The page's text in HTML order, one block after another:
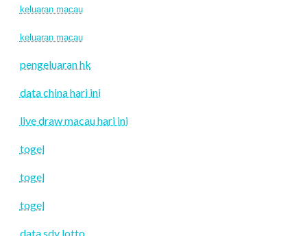
keluaran macau
keluaran macau
pengeluaran hk
data china hari ini
live draw macau hari ini
togel
togel
togel
data sdy lotto